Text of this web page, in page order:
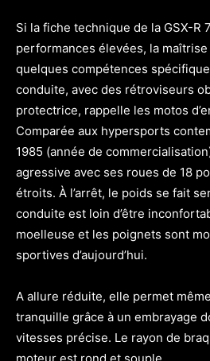
Si la fiche technique de la GSX-R
performances élevées, la
quelques compétences
conduite, avec des rétroviseurs
protectrice, rappelle les motos
Comparée aux hypersports
1985 (année de
agressive avec ses roues de 18
étroits. À l’arrêt, le poids se fait
conduite est loin d’être
moelleuse et les poignets sont
sportives d’aujourd’hui.
A allure réduite, elle permet
tranquille grâce à un embrayage
vitesses précise. Le rayon de
moteur est rond et souple.